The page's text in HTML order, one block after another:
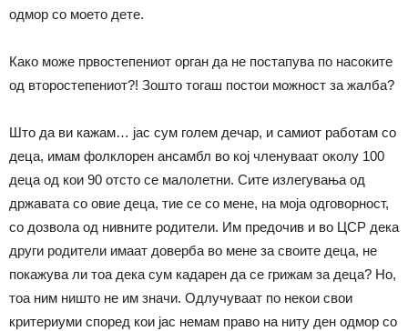
одмор со моето дете.
Како може првостепениот орган да не постапува по насоките
од второстепениот?! Зошто тогаш постои можност за жалба?
Што да ви кажам… јас сум голем дечар, и самиот работам со
деца, имам фолклорен ансамбл во кој членуваат околу 100
деца од кои 90 отсто се малолетни. Сите излегувања од
државата со овие деца, тие се со мене, на моја одговорност,
со дозвола од нивните родители. Им предочив и во ЦСР дека
други родители имаат доверба во мене за своите деца, не
покажува ли тоа дека сум кадарен да се грижам за деца? Но,
тоа ним ништо не им значи. Одлучуваат по некои свои
критериуми според кои јас немам право на ниту ден одмор со